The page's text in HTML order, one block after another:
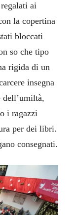
ai
la copertina
bloccati
so che tipo
rigida di un
insegna
dell’umiltà,
i ragazzi
per dei libri.
consegnati.